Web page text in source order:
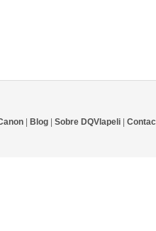
Blog Sobre DQVlapeli